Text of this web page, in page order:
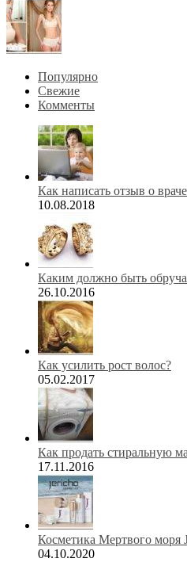
Популярно
Свежие
Комменты
Как написать отзыв о
10.08.2018
Каким должно быть
26.10.2016
Как усилить рост волос?
05.02.2017
Как продать стиральную
17.11.2016
Косметика Мертвого моря
04.10.2020